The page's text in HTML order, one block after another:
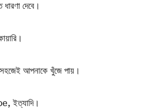
দেবে।
আপনাকে খুঁজে পায়।
ইত্যাদি।